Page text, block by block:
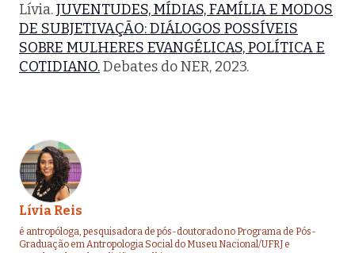
Lívia.JUVENTUDES, MÍDIAS, FAMÍLIA E MODOS
DE SUBJETIVAÇÃO: DIÁLOGOS POSSÍVEIS
SOBRE MULHERES EVANGÉLICAS, POLÍTICA E
COTIDIANO.Debates do NER, 2023.
Lívia Reis
é antropóloga, pesquisadora de pós-doutorado no Programa de Pós-
Graduação em Antropologia Social do Museu Nacional/UFRJ e